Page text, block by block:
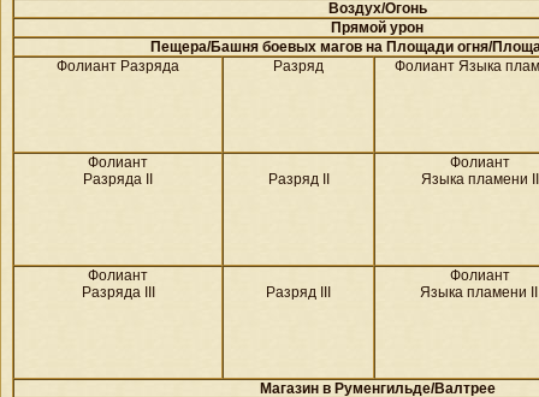
Воздух/Огонь
Прямой урон
Пещера/Башня боевых магов на Площади огня/
Фолиант Разряда
Разряд Фолиант Языка
Фолиант
Разряда II
Разряд II
Фолиант
Языка пламени II
Фолиант
Разряда III
Разряд III
Фолиант
Языка пламени
Магазин в Руменгильде/Валтрее